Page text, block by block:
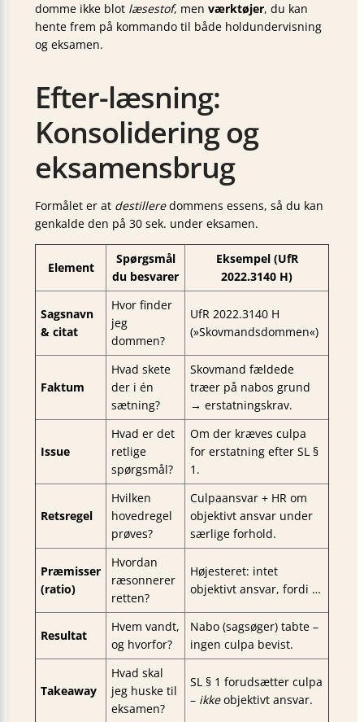
domme ikke blot læsestof, men værktøjer, du kan
hente frem på kommando til både holdundervisning
og eksamen.
Efter-læsning:
Konsolidering og
eksamensbrug
Formålet er at destilleredommens essens, så du kan
genkalde den på 30 sek. under eksamen.
Element
Spørgsmål
du besvarer
Eksempel (UfR
2022.3140 H)
Sagsnavn
& citat
Hvor finder
jeg
dommen?
UfR 2022.3140 H
(»Skovmandsdommen«)
Faktum
Hvad skete
der i én
sætning?
Skovmand fældede
træer på nabos grund
→ erstatningskrav.
Issue
Hvad er det
retlige
spørgsmål?
Om der kræves culpa
for erstatning efter SL §
1.
Retsregel
Hvilken
hovedregel
prøves?
Culpaansvar + HR om
objektivt ansvar under
særlige forhold.
Præmisser
(ratio)
Hvordan
ræsonnerer
retten?
Højesteret: intet
objektivt ansvar, fordi …
Resultat
Hvem vandt,
og hvorfor?
Nabo (sagsøger) tabte –
ingen culpa bevist.
Takeaway
Hvad skal
jeg huske til
eksamen?
SL § 1 forudsætter culpa
– ikkeobjektivt ansvar.